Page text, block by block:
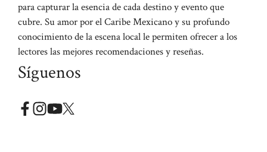
para capturar la esencia de cada destino y evento que
cubre. Su amor por el Caribe Mexicano y su profundo
conocimiento de la escena local le permiten ofrecer a los
lectores las mejores recomendaciones y reseñas.
Síguenos